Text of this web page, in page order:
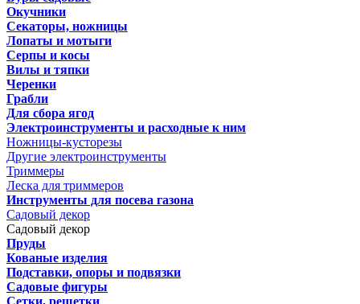
Окучники
Секаторы, ножницы
Лопаты и мотыги
Серпы и косы
Вилы и тяпки
Черенки
Грабли
Для сбора ягод
Электроинструменты и расходные к ним
Ножницы-кусторезы
Другие электроинструменты
Триммеры
Леска для триммеров
Инструменты для посева газона
Садовый декор
Садовый декор
Пруды
Кованые изделия
Подставки, опоры и подвязки
Садовые фигуры
Сетки, решетки